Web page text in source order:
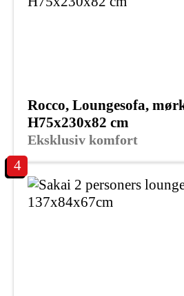
Eksklusiv komfort
Rocco, Loungesofa,
H75x230x82 cm
4